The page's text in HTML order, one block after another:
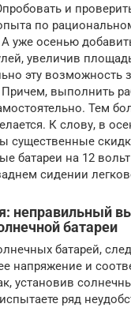
и
по
уже осенью
увеличив
эту возможность
Причем, выполнить
Тем
К слову, в
существенные
батареи на 12 вольт
сидении
неправильный
батареи
батарей,
напряжение и
установив
ряд